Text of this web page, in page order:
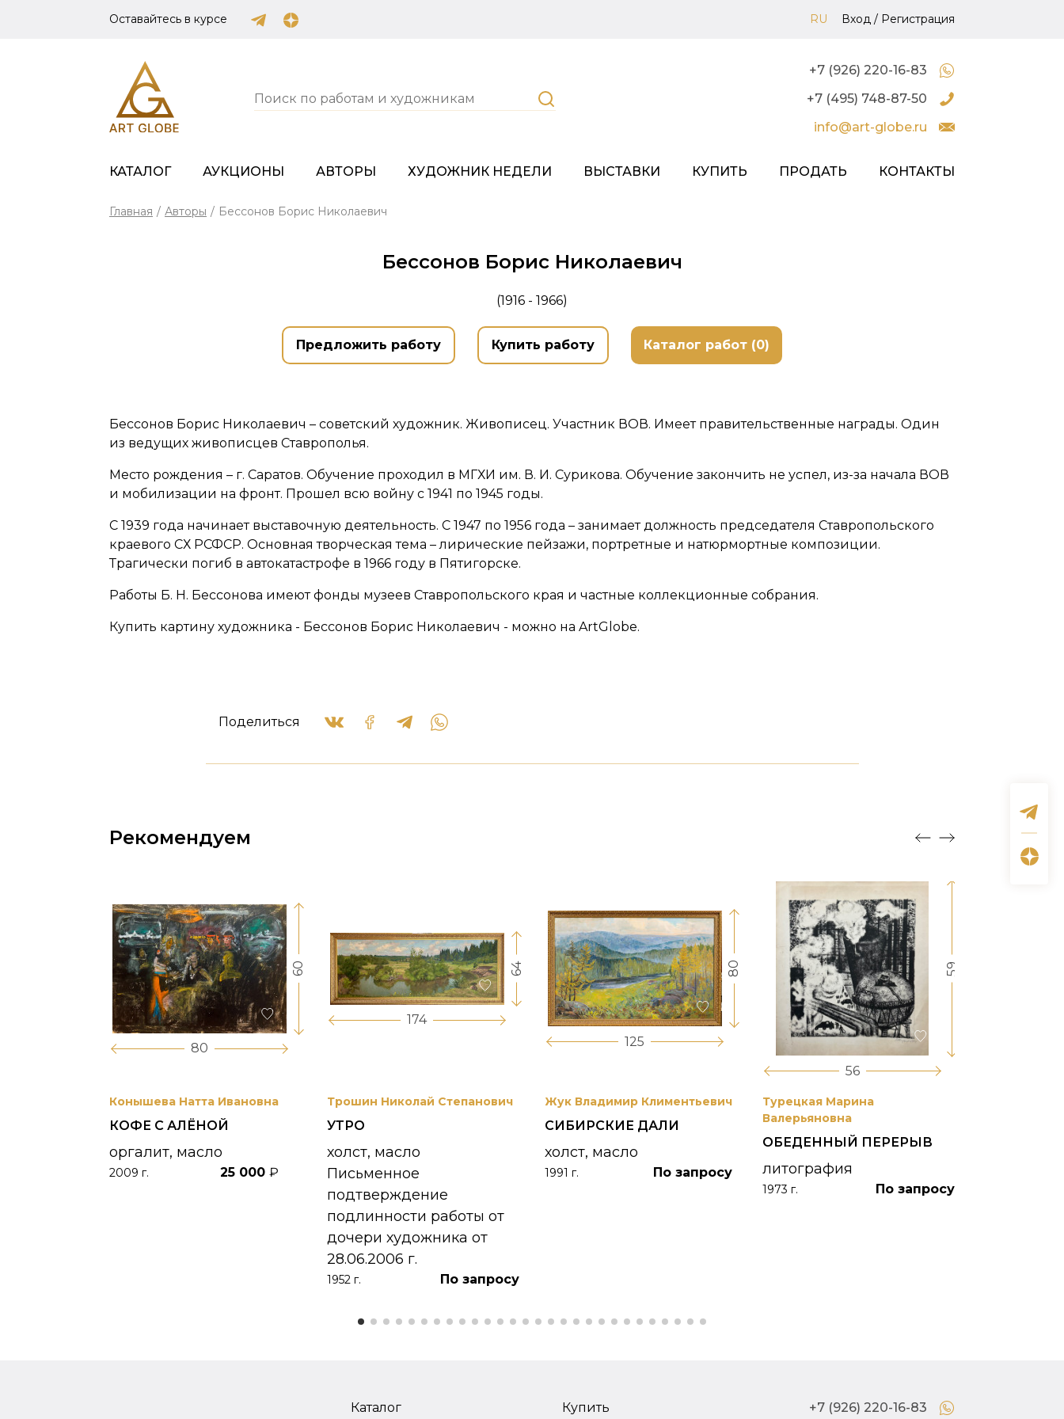
Оставайтесь в курсе RU Вход / Регистрация
+7 (926) 220-16-83
+7 (495) 748-87-50
info@art-globe.ru
КАТАЛОГ АУКЦИОНЫ АВТОРЫ ХУДОЖНИК НЕДЕЛИ ВЫСТАВКИ КУПИТЬ ПРОДАТЬ КОНТАКТЫ
Главная / Авторы / Бессонов Борис Николаевич
Бессонов Борис Николаевич
(1916 - 1966)
Предложить работу Купить работу Каталог работ (0)
Бессонов Борис Николаевич – советский художник. Живописец. Участник ВОВ. Имеет правительственные награды. Один
из ведущих живописцев Ставрополья.
Место рождения – г. Саратов. Обучение проходил в МГХИ им. В. И. Сурикова. Обучение закончить не успел, из-за начала ВОВ
и мобилизации на фронт. Прошел всю войну с 1941 по 1945 годы.
С 1939 года начинает выставочную деятельность. С 1947 по 1956 года – занимает должность председателя Ставропольского
краевого СХ РСФСР. Основная творческая тема – лирические пейзажи, портретные и натюрмортные композиции.
Трагически погиб в автокатастрофе в 1966 году в Пятигорске.
Работы Б. Н. Бессонова имеют фонды музеев Ставропольского края и частные коллекционные собрания.
Купить картину художника - Бессонов Борис Николаевич - можно на ArtGlobe.
Поделиться
Рекомендуем
80
60
Конышева Натта Ивановна
КОФЕ С АЛЁНОЙ
оргалит, масло
2009 г. 25 000 ₽
174
64
Трошин Николай Степанович
УТРО
холст, масло
Письменное
подтверждение
подлинности работы от
дочери художника от
28.06.2006 г.
1952 г. По запросу
125
80
Жук Владимир Климентьевич
СИБИРСКИЕ ДАЛИ
холст, масло
1991 г. По запросу
56
59
Турецкая Марина
Валерьяновна
ОБЕДЕННЫЙ ПЕРЕРЫВ
литография
1973 г. По запросу
Каталог Купить +7 (926) 220-16-83